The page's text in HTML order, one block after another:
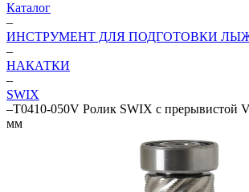
Каталог
–
ИНСТРУМЕНТ ДЛЯ ПОДГОТОВКИ
–
НАКАТКИ
–
SWIX
–T0410-050V Ролик SWIX с прерывистой
мм